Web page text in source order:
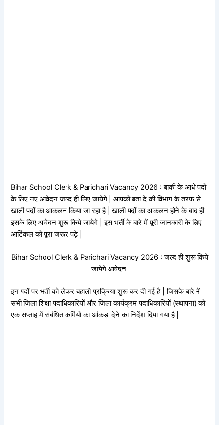
Bihar School Clerk & Parichari Vacancy 2026 : बाकी के आधे पदों
के लिए नए आवेदन जल्द ही लिए जायेगे | आपको बता दे की विभाग के तरफ से
खाली पदों का आकलन किया जा रहा है | खाली पदों का आकलन होने के बाद ही
इसके लिए आवेदन शुरू किये जायेगे | इस भर्ती के बारे में पूरी जानकारी के लिए
आर्टिकल को पूरा जरूर पढ़े |
Bihar School Clerk & Parichari Vacancy 2026 : जल्द ही शुरू किये
जायेगे आवेदन
इन पदों पर भर्ती को लेकर बहाली प्रक्रिया शुरू कर दी गई है | जिसके बारे में
सभी जिला शिक्षा पदाधिकारियों और जिला कार्यक्रम पदाधिकारियों (स्थापना) को
एक सप्ताह में संबंधित कर्मियों का आंकड़ा देने का निर्देश दिया गया है |